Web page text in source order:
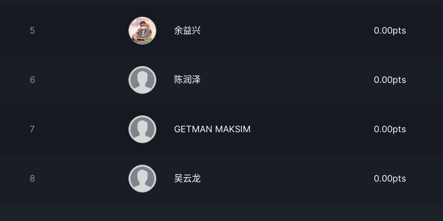
5 余益兴 0.00pts
6 陈润泽 0.00pts
7 GETMAN MAKSIM 0.00pts
8 吴云龙 0.00pts